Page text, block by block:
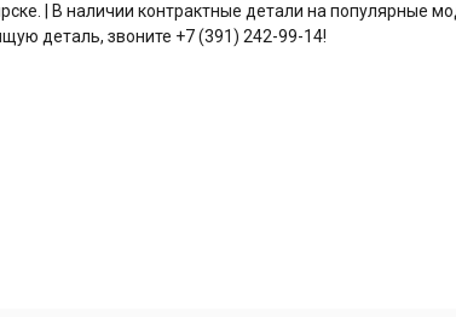
| В наличии контрактные детали на популярные
деталь, звоните +7 (391) 242-99-14!